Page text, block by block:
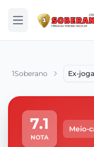
Abrir menu
1Soberano Ex-
7.1
NOTA
Meio-